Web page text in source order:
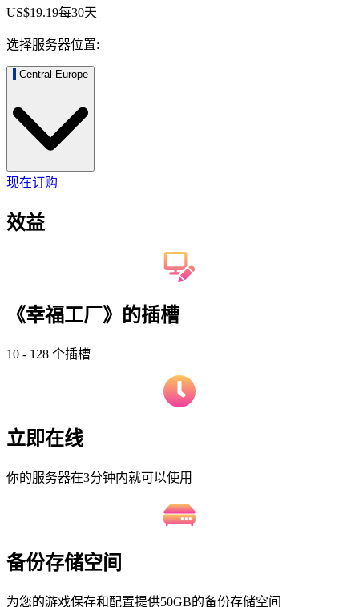
US$19.19每30天
选择服务器位置:
Central Europe
现在订购
效益
《幸福工厂》的插槽
10 - 128 个插槽
立即在线
你的服务器在3分钟内就可以使用
备份存储空间
为您的游戏保存和配置提供50GB的备份存储空间